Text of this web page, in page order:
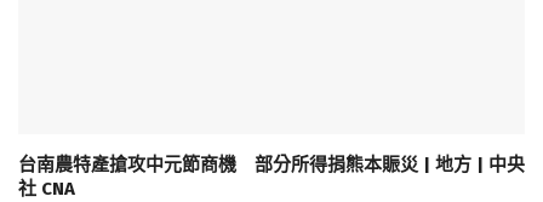
台南農特產搶攻中元節商機 部分所得捐熊本賑災 | 地方 | 中央
社 CNA